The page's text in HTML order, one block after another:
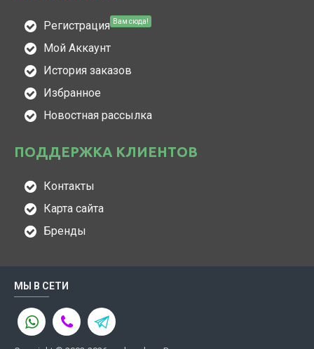
Регистрация Вам сюда!
Мой Аккаунт
История заказов
Избранное
Новостная рассылка
ПОДДЕРЖКА КЛИЕНТОВ
Контакты
Карта сайта
Бренды
МЫ В СЕТИ